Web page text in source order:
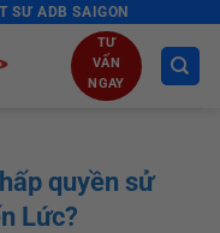
SƯ ADB SAIGON
TƯ
VẤN
NGAY
quyền sử
Lức?